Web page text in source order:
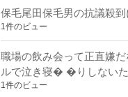
保毛尾田保毛男の抗議殺到
1件のビュー
職場の飲み会って正直嫌
ルで泣き寝� �りしない
1件のビュー